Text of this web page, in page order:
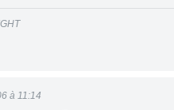
à 11:14